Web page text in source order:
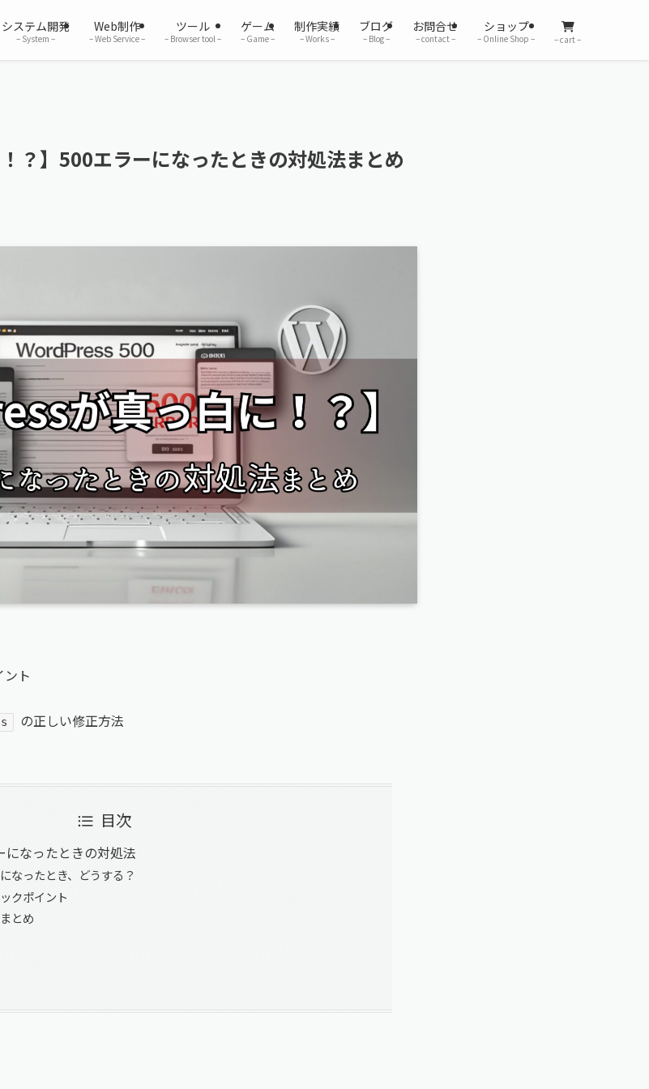
システム開発
– System –
Web制作
– Web Service –
ツール
– Browser tool –
ゲーム
– Game –
制作実績
– Works –
ブログ
– Blog –
お問合せ
– contact –
ショップ
– Online Shop – – cart –
？】500エラーになったときの対処法まとめ
ト
の正しい修正方法
目次
なったときの対処法
なったとき、どうする？
クポイント
とめ